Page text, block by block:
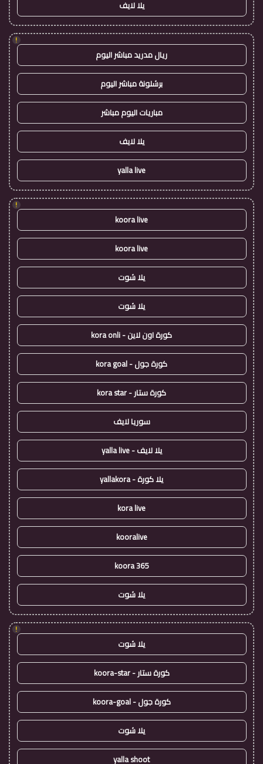
يلا لايف
!
ريال مدريد مباشر اليوم
برشلونة مباشر اليوم
مباريات اليوم مباشر
يلا لايف
yalla live
!
koora live
koora live
يلا شوت
يلا شوت
كورة اون لاين - kora onli
كورة جول - kora goal
كورة ستار - kora star
سوريا لايف
يلا لايف - yalla live
يلا كورة - yallakora
kora live
kooralive
koora 365
يلا شوت
!
يلا شوت
كورة ستار - koora-star
كورة جول - koora-goal
يلا شوت
yalla shoot